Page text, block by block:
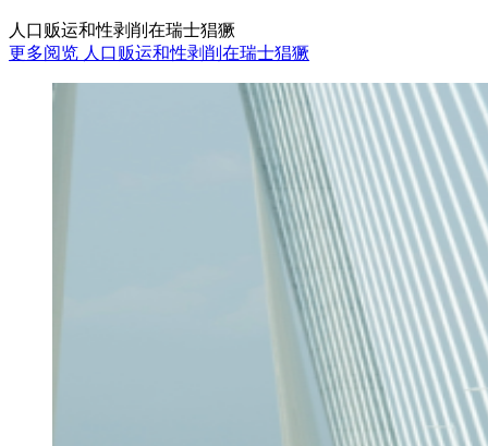
人口贩运和性剥削在瑞士猖獗
更多阅览 人口贩运和性剥削在瑞士猖獗